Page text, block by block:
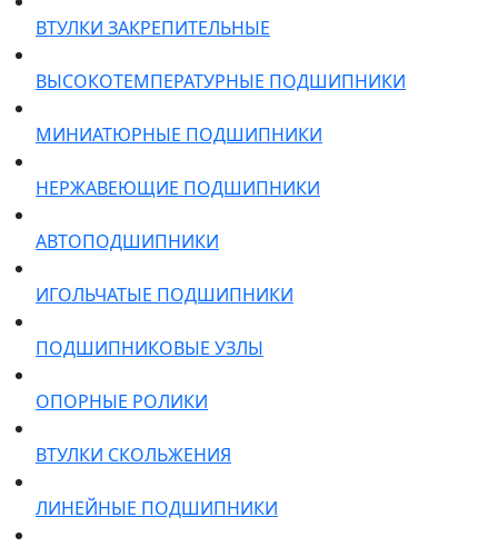
ВТУЛКИ ЗАКРЕПИТЕЛЬНЫЕ
ВЫСОКОТЕМПЕРАТУРНЫЕ ПОДШИПНИКИ
МИНИАТЮРНЫЕ ПОДШИПНИКИ
НЕРЖАВЕЮЩИЕ ПОДШИПНИКИ
АВТОПОДШИПНИКИ
ИГОЛЬЧАТЫЕ ПОДШИПНИКИ
ПОДШИПНИКОВЫЕ УЗЛЫ
ОПОРНЫЕ РОЛИКИ
ВТУЛКИ СКОЛЬЖЕНИЯ
ЛИНЕЙНЫЕ ПОДШИПНИКИ